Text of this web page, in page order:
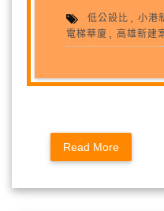
低公設比 ,小港
電梯華廈 ,高雄新建
Read More